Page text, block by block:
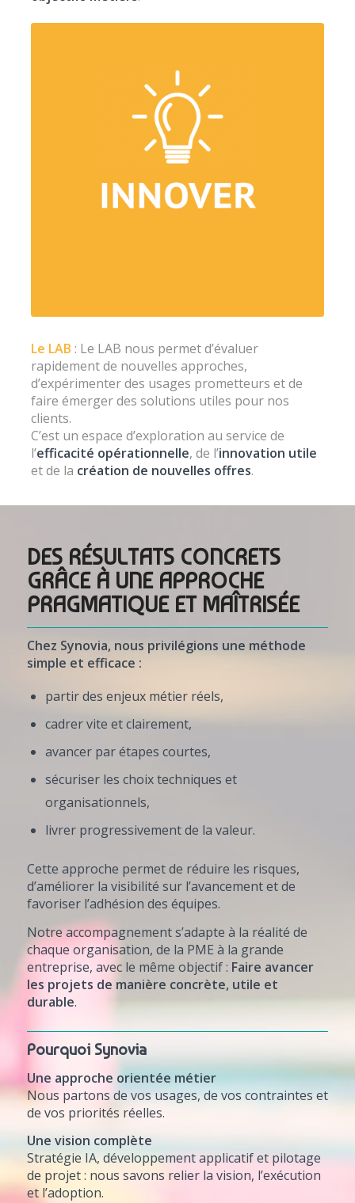
Le LAB : Le LAB nous permet d’évaluer
rapidement de nouvelles approches,
d’expérimenter des usages prometteurs et de
faire émerger des solutions utiles pour nos
clients.
C’est un espace d’exploration au service de
l’efficacité opérationnelle, de l’innovation utile
et de la création de nouvelles offres.
DES RÉSULTATS CONCRETS
GRÂCE À UNE APPROCHE
PRAGMATIQUE ET MAÎTRISÉE
Chez Synovia, nous privilégions une méthode
simple et efficace :
partir des enjeux métier réels,
cadrer vite et clairement,
avancer par étapes courtes,
sécuriser les choix techniques et
organisationnels,
livrer progressivement de la valeur.
Cette approche permet de réduire les risques,
d’améliorer la visibilité sur l’avancement et de
favoriser l’adhésion des équipes.
Notre accompagnement s’adapte à la réalité de
chaque organisation, de la PME à la grande
entreprise, avec le même objectif : Faire avancer
les projets de manière concrète, utile et
durable.
Pourquoi Synovia
Une approche orientée métier
Nous partons de vos usages, de vos contraintes et
de vos priorités réelles.
Une vision complète
Stratégie IA, développement applicatif et pilotage
de projet : nous savons relier la vision, l’exécution
et l’adoption.